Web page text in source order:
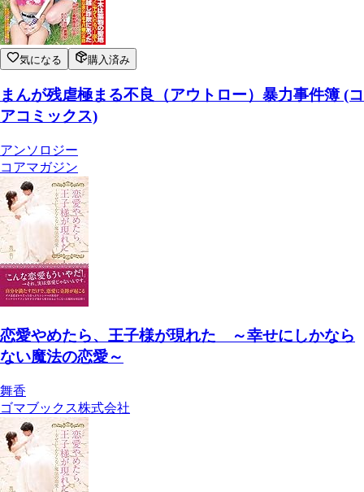
気になる 購入済み
まんが残虐極まる不良（アウトロー）暴力事件簿 (コ
アコミックス)
アンソロジー
コアマガジン
恋愛やめたら、王子様が現れた ～幸せにしかなら
ない魔法の恋愛～
舞香
ゴマブックス株式会社